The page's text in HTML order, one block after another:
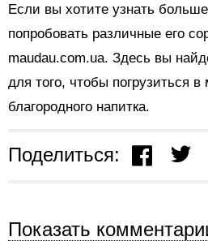
Если вы хотите узнать
попробовать различные его
maudau.com.ua. Здесь вы
для того, чтобы погрузиться в
благородного напитка.
Поделиться:
Показать